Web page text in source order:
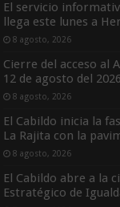
El servicio
llega este lunes a
8 agosto, 2026
Cierre del acceso al
12 de agosto del 2026
8 agosto, 2026
El Cabildo inicia la
La Rajita con la
8 agosto, 2026
El Cabildo abre a la
Estratégico de